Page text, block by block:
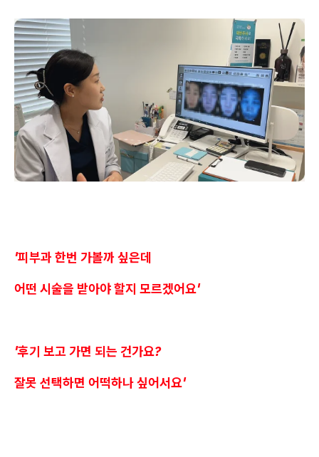
'피부과 한번 가볼까 싶은데
어떤 시술을 받아야 할지 모르겠어요'
'후기 보고 가면 되는 건가요?
잘못 선택하면 어떡하나 싶어서요'